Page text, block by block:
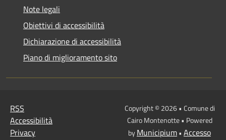
Note legali
Obiettivi di accessibilità
Dichiarazione di accessibilità
Piano di miglioramento sito
RSS
Accessibilità
Privacy
Copyright © 2026 • Comune di
Cairo Montenotte • Powered
byMunicipium• Accesso